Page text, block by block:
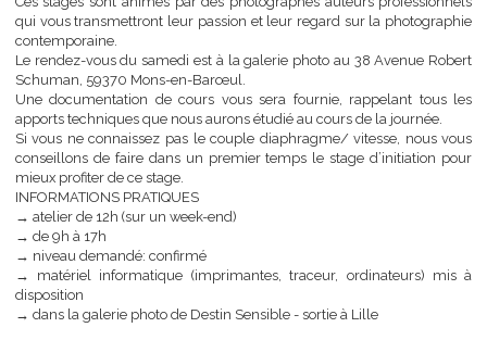
alternant lecture d’images, conseils techniques, retouches
lightroom et prises de vues en extérieur sur un lieu de la
lilloise.
Ces stages sont animés par des photographes auteurs
qui vous transmettront leur passion et leur regard sur la
contemporaine.
Le rendez-vous du samedi est à la galerie photo au 38 Avenue
Schuman, 59370 Mons-en-Barœul.
Une documentation de cours vous sera fournie, rappelant
apports techniques que nous aurons étudié au cours de la journée.
Si vous ne connaissez pas le couple diaphragme/ vitesse, nous
conseillons de faire dans un premier temps le stage d’initiation
mieux profiter de ce stage.
INFORMATIONS PRATIQUES
→ atelier de 12h (sur un week-end)